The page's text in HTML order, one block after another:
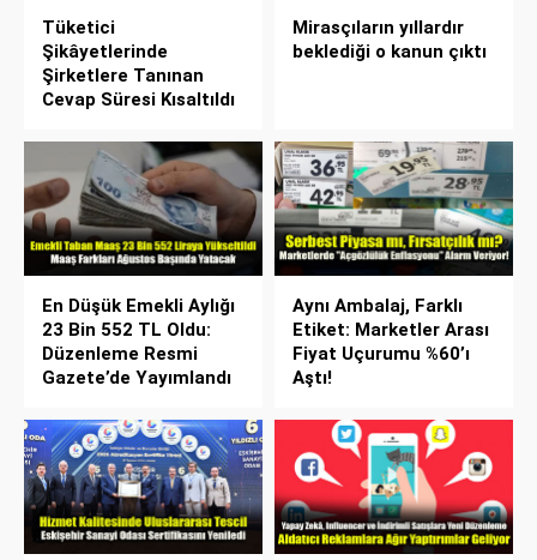
Tüketici
Şikâyetlerinde
Şirketlere Tanınan
Cevap Süresi Kısaltıldı
Mirasçıların yıllardır
beklediği o kanun çıktı
En Düşük Emekli Aylığı
23 Bin 552 TL Oldu:
Düzenleme Resmi
Gazete’de Yayımlandı
Aynı Ambalaj, Farklı
Etiket: Marketler Arası
Fiyat Uçurumu %60’ı
Aştı!